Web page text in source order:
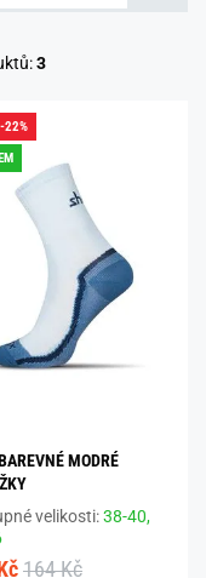
3
22%
MODRÉ
velikosti:38-40,
164 Kč